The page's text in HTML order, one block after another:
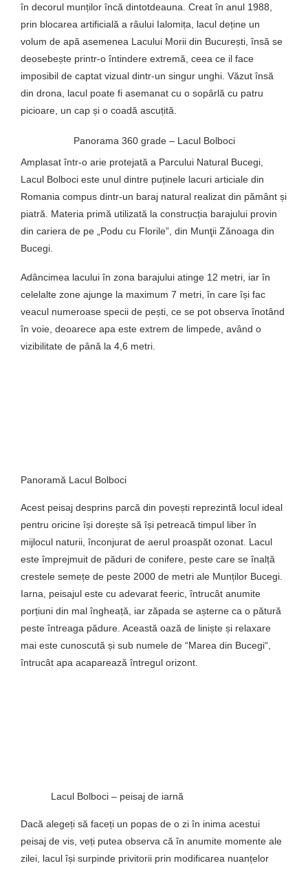
în decorul munților încă dintotdeauna. Creat în anul 1988,
prin blocarea artificială a râului Ialomița, lacul deține un
volum de apă asemenea Lacului Morii din București, însă se
deosebește printr-o întindere extremă, ceea ce il face
imposibil de captat vizual dintr-un singur unghi. Văzut însă
din drona, lacul poate fi asemanat cu o sopârlă cu patru
picioare, un cap și o coadă ascuțită.
Panorama 360 grade – Lacul Bolboci
Amplasat într-o arie protejată a Parcului Natural Bucegi,
Lacul Bolboci este unul dintre puținele lacuri articiale din
Romania compus dintr-un baraj natural realizat din pământ și
piatră. Materia primă utilizată la construcția barajului provin
din cariera de pe „Podu cu Florile”, din Munţii Zǎnoaga din
Bucegi.
Adâncimea lacului în zona barajului atinge 12 metri, iar în
celelalte zone ajunge la maximum 7 metri, în care își fac
veacul numeroase specii de pești, ce se pot observa înotând
în voie, deoarece apa este extrem de limpede, având o
vizibilitate de până la 4,6 metri.
Panoramă Lacul Bolboci
Acest peisaj desprins parcă din povești reprezintă locul ideal
pentru oricine își dorește să își petreacă timpul liber în
mijlocul naturii, înconjurat de aerul proaspăt ozonat. Lacul
este împrejmuit de păduri de conifere, peste care se înalță
crestele semețe de peste 2000 de metri ale Munților Bucegi.
Iarna, peisajul este cu adevarat feeric, întrucât anumite
porțiuni din mal îngheață, iar zăpada se așterne ca o pătură
peste întreaga pădure. Această oază de liniște și relaxare
mai este cunoscută și sub numele de “Marea din Bucegi“,
întrucât apa acaparează întregul orizont.
Lacul Bolboci – peisaj de iarnă
Dacă alegeți să faceți un popas de o zi în inima acestui
peisaj de vis, veți putea observa că în anumite momente ale
zilei, lacul își surpinde privitorii prin modificarea nuanțelor